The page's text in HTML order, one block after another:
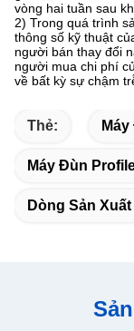
vòng hai tuần sau
2) Trong quá trình
thông số kỹ thuật
người bán thay đổi
người mua chi phí
về bất kỳ sự chậm
Thẻ:
Máy Đùn
Dòng Sản